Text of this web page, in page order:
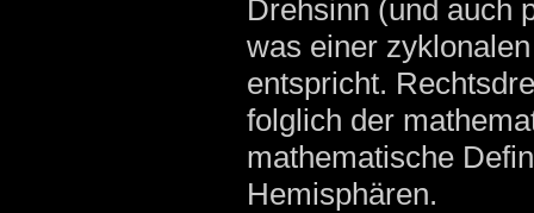
Drehsinn (und auch
was einer
entspricht.
folglich der
mathematische
Hemisphären.